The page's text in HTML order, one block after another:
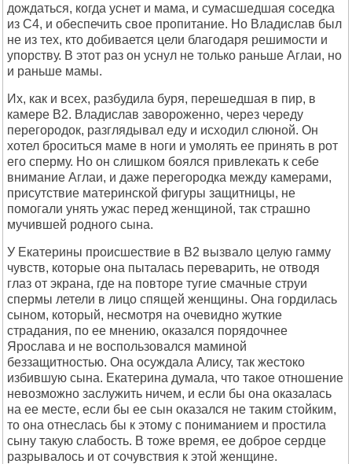
дождаться, когда уснет и мама, и сумасшедшая соседка
из C4, и обеспечить свое пропитание. Но Владислав был
не из тех, кто добивается цели благодаря решимости и
упорству. В этот раз он уснул не только раньше Аглаи, но
и раньше мамы.
Их, как и всех, разбудила буря, перешедшая в пир, в
камере B2. Владислав завороженно, через череду
перегородок, разглядывал еду и исходил слюной. Он
хотел броситься маме в ноги и умолять ее принять в рот
его сперму. Но он слишком боялся привлекать к себе
внимание Аглаи, и даже перегородка между камерами,
присутствие материнской фигуры защитницы, не
помогали унять ужас перед женщиной, так страшно
мучившей родного сына.
У Екатерины происшествие в B2 вызвало целую гамму
чувств, которые она пыталась переварить, не отводя
глаз от экрана, где на повторе тугие смачные струи
спермы летели в лицо спящей женщины. Она гордилась
сыном, который, несмотря на очевидно жуткие
страдания, по ее мнению, оказался порядочнее
Ярослава и не воспользовался маминой
беззащитностью. Она осуждала Алису, так жестоко
избившую сына. Екатерина думала, что такое отношение
невозможно заслужить ничем, и если бы она оказалась
на ее месте, если бы ее сын оказался не таким стойким,
то она отнеслась бы к этому с пониманием и простила
сыну такую слабость. В тоже время, ее доброе сердце
разрывалось и от сочувствия к этой женщине.